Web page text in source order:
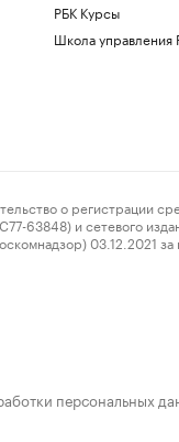
РБК Курсы
Школа управления
о регистрации
и сетевого
персональных